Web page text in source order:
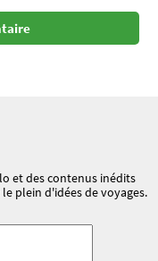
et des contenus inédits
plein d'idées de voyages.